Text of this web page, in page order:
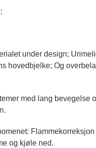
under design;
hovedbjelke; Og
med lang bevegelse
og kjøle ned.